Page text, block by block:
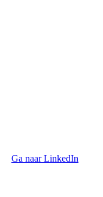
Ga naar LinkedIn